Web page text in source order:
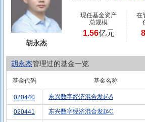
胡永杰
现任基金资产
总规模
1.56亿元
在
胡永杰管理过的基金一览
基金代码 基金名称
020440 东兴数字经济混合发起A
020441 东兴数字经济混合发起C